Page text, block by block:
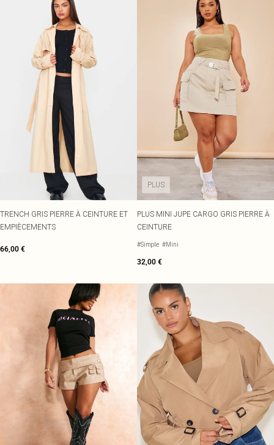
TRENCH GRIS PIERRE À CEINTURE ET
EMPIÈCEMENTS
66,00 €
PLUS
PLUS MINI JUPE CARGO GRIS PIERRE À
CEINTURE
#Simple #Mini
32,00 €